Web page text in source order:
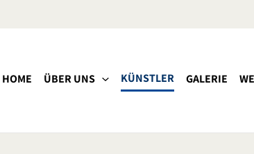
HOME ÜBER UNS KÜNSTLER GALERIE